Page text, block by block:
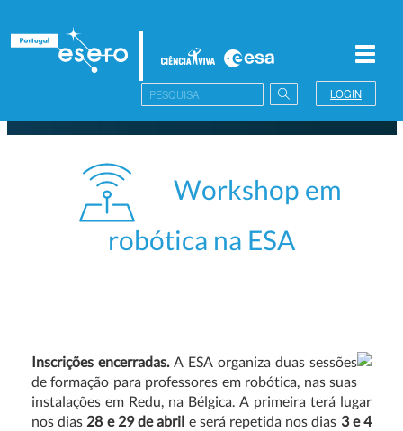
LOGIN
Workshop em
robótica na ESA
Inscrições encerradas.A ESA organiza duas sessões
de formação para professores em robótica, nas suas
instalações em Redu, na Bélgica. A primeira terá lugar
nos dias 28 e 29 de abril e será repetida nos dias 3 e 4